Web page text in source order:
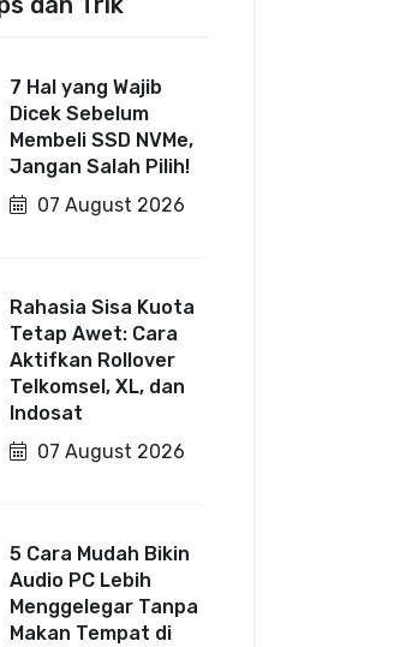
7 Hal yang Wajib
Dicek Sebelum
Membeli SSD NVMe,
Jangan Salah Pilih!
07 August 2026
Rahasia Sisa Kuota
Tetap Awet: Cara
Aktifkan Rollover
Telkomsel, XL, dan
Indosat
07 August 2026
5 Cara Mudah Bikin
Audio PC Lebih
Menggelegar Tanpa
Makan Tempat di